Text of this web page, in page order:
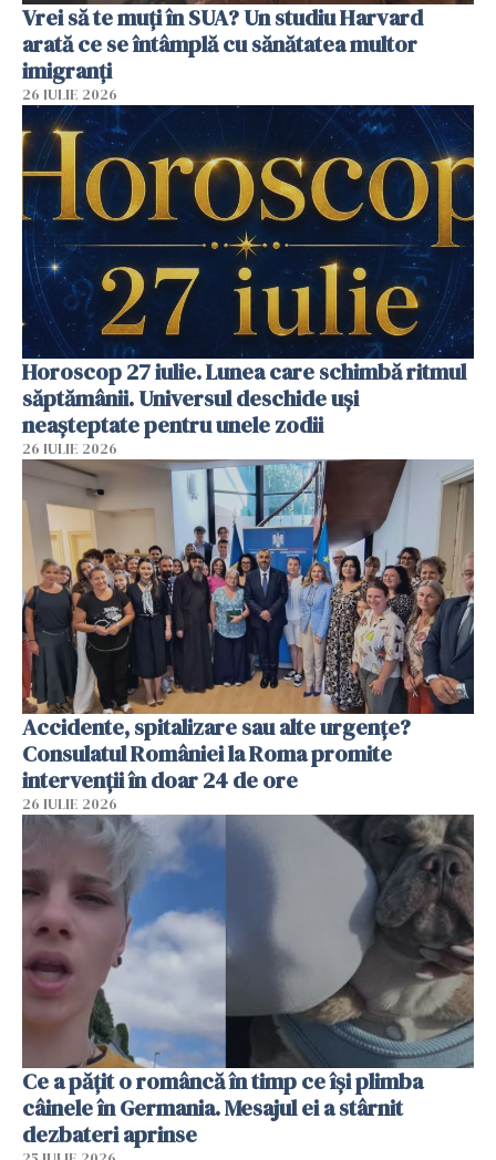
Vrei să te muți în SUA? Un studiu Harvard
arată ce se întâmplă cu sănătatea multor
imigranți
26 IULIE 2026
Horoscop 27 iulie. Lunea care schimbă ritmul
săptămânii. Universul deschide uși
neașteptate pentru unele zodii
26 IULIE 2026
Accidente, spitalizare sau alte urgențe?
Consulatul României la Roma promite
intervenții în doar 24 de ore
26 IULIE 2026
Ce a pățit o româncă în timp ce își plimba
câinele în Germania. Mesajul ei a stârnit
dezbateri aprinse